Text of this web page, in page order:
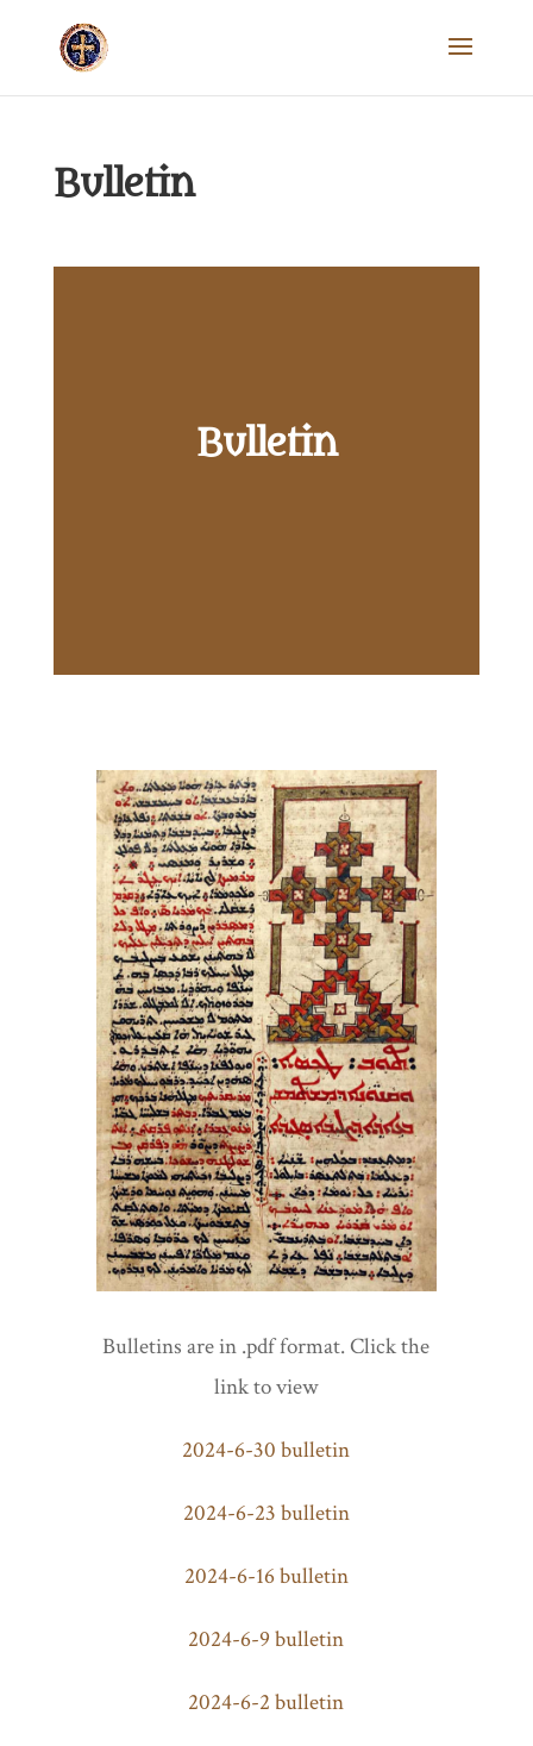
Bulletin
Bulletin
Bulletins are in .pdf format. Click the
link to view
2024-6-30 bulletin
2024-6-23 bulletin
2024-6-16 bulletin
2024-6-9 bulletin
2024-6-2 bulletin